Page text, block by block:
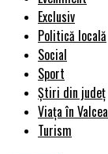
Exclusiv
Politică locală
Social
Sport
Știri din județ
Viața în Valcea
Turism